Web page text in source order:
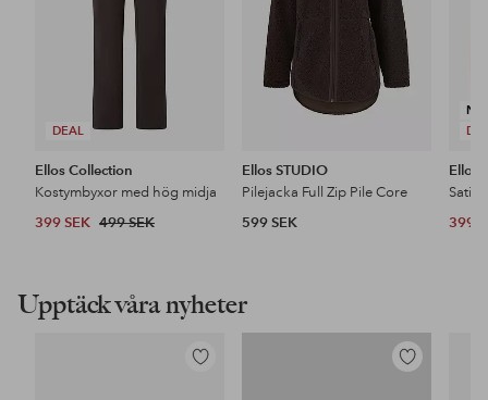
DEAL
Ellos Collection
Kostymbyxor med hög midja
399 SEK 499 SEK
Ellos STUDIO
Pilejacka Full Zip Pile Core
599 SEK
Ellos
399
Upptäck våra nyheter
Lägg
Lägg